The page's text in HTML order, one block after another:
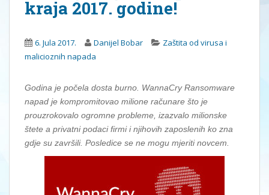
kraja 2017. godine!
6. Jula 2017. Danijel Bobar
Zaštita od virusa i
malicioznih napada
Godina je počela dosta burno. WannaCry Ransomware
napad je kompromitovao milione računare što je
prouzrokovalo ogromne probleme, izazvalo milionske
štete a privatni podaci firmi i njihovih zaposlenih ko zna
gdje su završili. Posledice se ne mogu mjeriti novcem.